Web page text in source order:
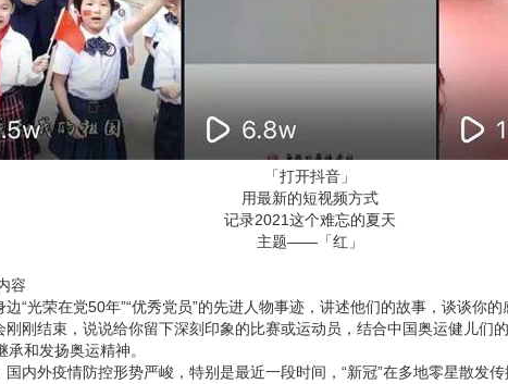
「打开抖音」
用最新的短视频方式
记录2021这个难忘的夏天
主题——「红」
容
“光荣在党50年”“优秀党员”的先进人物事迹，讲述他们的故事，谈谈你的
刚结束，说说给你留下深刻印象的比赛或运动员，结合中国奥运健儿们
承和发扬奥运精神。
内外疫情防控形势严峻，特别是最近一段时间，“新冠”在多地零星散发